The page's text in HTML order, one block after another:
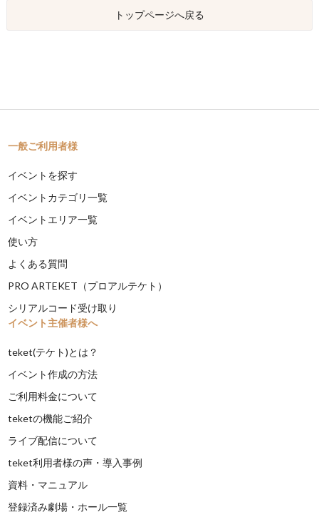
トップページへ戻る
一般ご利用者様
イベントを探す
イベントカテゴリ一覧
イベントエリア一覧
使い方
よくある質問
PRO ARTEKET（プロアルテケト）
シリアルコード受け取り
イベント主催者様へ
teket(テケト)とは？
イベント作成の方法
ご利用料金について
teketの機能ご紹介
ライブ配信について
teket利用者様の声・導入事例
資料・マニュアル
登録済み劇場・ホール一覧